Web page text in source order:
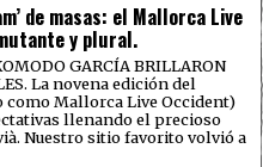
de masas: el Mallorca Live
y plural.
GARCÍA BRILLARON
La novena edición del
como Mallorca Live Occident)
llenando el precioso
Nuestro sitio favorito volvió a